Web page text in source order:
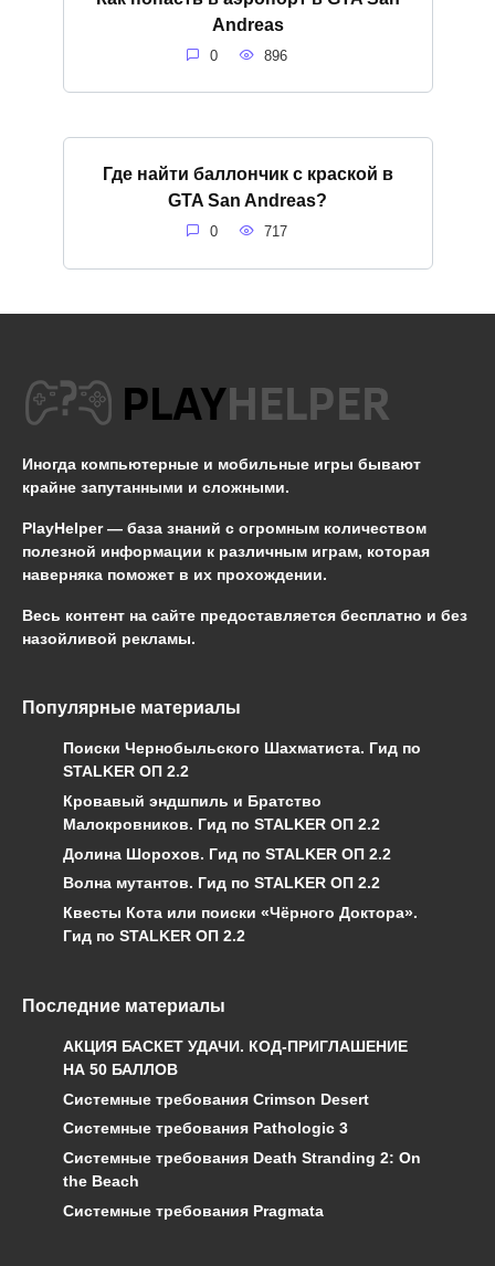
Andreas
0 896
Где найти баллончик с краской в
GTA San Andreas?
0 717
Иногда компьютерные и мобильные игры бывают
крайне запутанными и сложными.
PlayHelper — база знаний с огромным количеством
полезной информации к различным играм, которая
наверняка поможет в их прохождении.
Весь контент на сайте предоставляется бесплатно и без
назойливой рекламы.
Популярные материалы
Поиски Чернобыльского Шахматиста. Гид по
STALKER ОП 2.2
Кровавый эндшпиль и Братство
Малокровников. Гид по STALKER ОП 2.2
Долина Шорохов. Гид по STALKER ОП 2.2
Волна мутантов. Гид по STALKER ОП 2.2
Квесты Кота или поиски «Чёрного Доктора».
Гид по STALKER ОП 2.2
Последние материалы
АКЦИЯ БАСКЕТ УДАЧИ. КОД-ПРИГЛАШЕНИЕ
НА 50 БАЛЛОВ
Системные требования Crimson Desert
Системные требования Pathologic 3
Системные требования Death Stranding 2: On
the Beach
Системные требования Pragmata